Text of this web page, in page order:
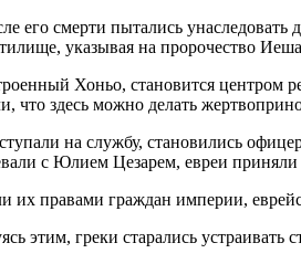
его смерти пытались
указывая на пророчество
Хоньо, становится центром
что здесь можно делать
на службу, становились
с Юлием Цезарем, евреи приняли
их правами граждан империи,
этим, греки старались устраивать